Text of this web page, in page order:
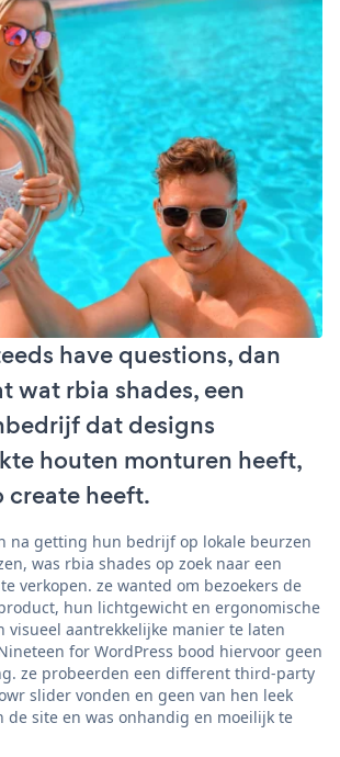
have questions, dan
wat rbia shades, een
dat designs
houten monturen heeft,
create heeft.
na getting hun bedrijf op lokale beurzen
was rbia shades op zoek naar een
verkopen. ze wanted om bezoekers de
hun lichtgewicht en ergonomische
visueel aantrekkelijke manier te laten
for WordPress bood hiervoor geen
ze probeerden een different third-party
slider vonden en geen van hen leek
de site en was onhandig en moeilijk te